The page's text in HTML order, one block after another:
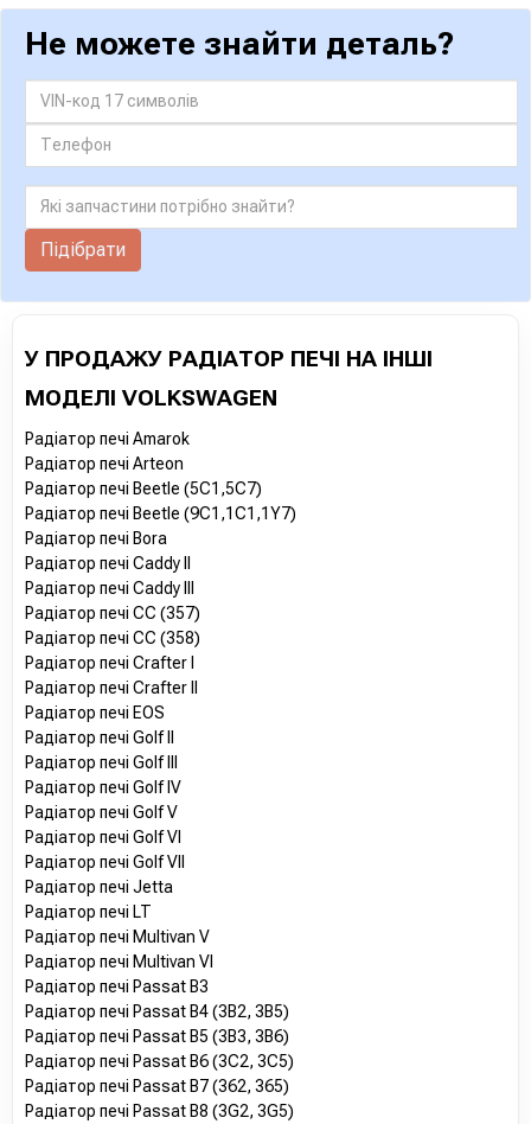
Не можете знайти деталь?
Підібрати
У ПРОДАЖУ РАДІАТОР ПЕЧІ НА ІНШІ
МОДЕЛІ VOLKSWAGEN
Радіатор печі Amarok
Радіатор печі Arteon
Радіатор печі Beetle (5C1,5C7)
Радіатор печі Beetle (9C1,1C1,1Y7)
Радіатор печі Bora
Радіатор печі Caddy II
Радіатор печі Caddy III
Радіатор печі CC (357)
Радіатор печі CC (358)
Радіатор печі Crafter I
Радіатор печі Crafter II
Радіатор печі EOS
Радіатор печі Golf II
Радіатор печі Golf III
Радіатор печі Golf IV
Радіатор печі Golf V
Радіатор печі Golf VI
Радіатор печі Golf VII
Радіатор печі Jetta
Радіатор печі LT
Радіатор печі Multivan V
Радіатор печі Multivan VI
Радіатор печі Passat B3
Радіатор печі Passat B4 (3B2, 3B5)
Радіатор печі Passat B5 (3B3, 3B6)
Радіатор печі Passat B6 (3C2, 3C5)
Радіатор печі Passat B7 (362, 365)
Радіатор печі Passat B8 (3G2, 3G5)